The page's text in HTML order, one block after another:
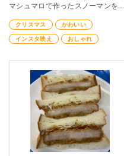
マシュマロで作ったスノーマンを黒
クリスマス
かわいい
インスタ映え
おしゃれ